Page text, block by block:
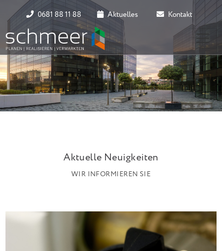
0681 88 11 88 Aktuelles Kontakt
Aktuelle Neuigkeiten
WIR INFORMIEREN SIE